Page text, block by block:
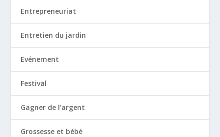
Entrepreneuriat
Entretien du jardin
Evénement
Festival
Gagner de l'argent
Grossesse et bébé